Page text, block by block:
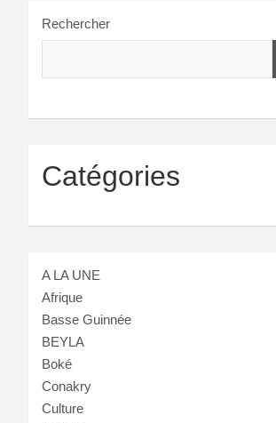
Rechercher
Catégories
A LA UNE
Afrique
Basse Guinnée
BEYLA
Boké
Conakry
Culture